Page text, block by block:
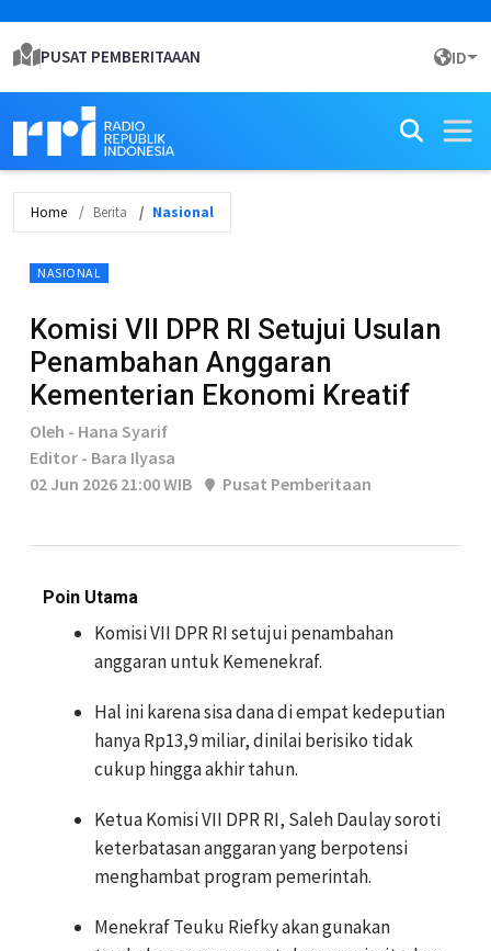
PUSAT PEMBERITAAAN ID
Home Berita Nasional
NASIONAL
Komisi VII DPR RI Setujui Usulan
Penambahan Anggaran
Kementerian Ekonomi Kreatif
Oleh - Hana Syarif
Editor - Bara Ilyasa
02 Jun 2026 21:00 WIB
Pusat Pemberitaan
Poin Utama
Komisi VII DPR RI setujui penambahan
anggaran untuk Kemenekraf.
Hal ini karena sisa dana di empat kedeputian
hanya Rp13,9 miliar, dinilai berisiko tidak
cukup hingga akhir tahun.
Ketua Komisi VII DPR RI, Saleh Daulay soroti
keterbatasan anggaran yang berpotensi
menghambat program pemerintah.
Menekraf Teuku Riefky akan gunakan